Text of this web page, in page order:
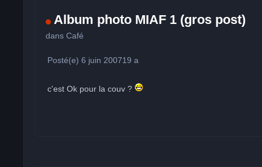
Album photo MIAF 1 (gros post)
dansCafé
Posté(e)6 juin 200719 a
c'est Ok pour la couv ?